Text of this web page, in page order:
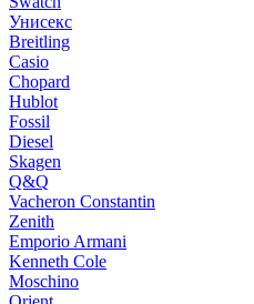
Унисекс
Breitling
Casio
Chopard
Hublot
Fossil
Diesel
Skagen
Q&Q
Vacheron Constantin
Zenith
Emporio Armani
Kenneth Cole
Moschino